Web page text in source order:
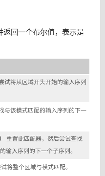
返回一个布尔值，表示是
试将从区域开头开始的输入序列
与该模式匹配的输入序列的下一
重置此匹配器，然后尝试查找
输入序列的下一个子序列。
将整个区域与模式匹配。